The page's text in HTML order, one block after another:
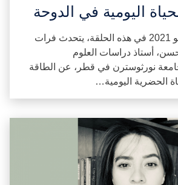
اليومية في الدوحة
نشرت في 28 يونيو 2021 في هذه الحلقة، يتحدث فرات
أستاذ دراسات العلوم
نورثوسترن في قطر، عن الطاقة
الحضرية اليومية…